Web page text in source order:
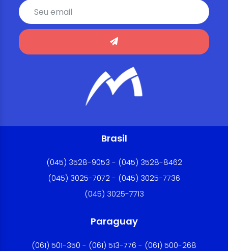
Brasil
(045) 3528-9053 - (045) 3528-8462
(045) 3025-7072 - (045) 3025-7736
(045) 3025-7713
Paraguay
(061) 501-350 - (061) 513-776 - (061) 500-268